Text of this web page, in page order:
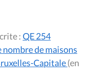
Question écrite :QE 254
de maisons
Capitale(en